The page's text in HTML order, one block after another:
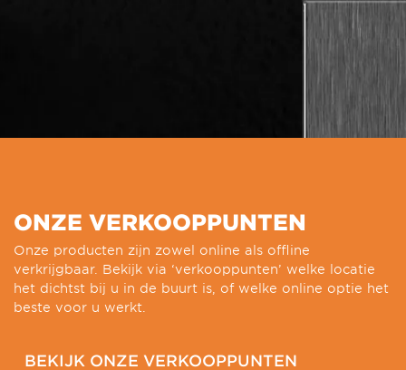
ONZE VERKOOPPUNTEN
Onze producten zijn zowel online als offline
verkrijgbaar. Bekijk via ‘verkooppunten’ welke locatie
het dichtst bij u in de buurt is, of welke online optie het
beste voor u werkt.
BEKIJK ONZE VERKOOPPUNTEN